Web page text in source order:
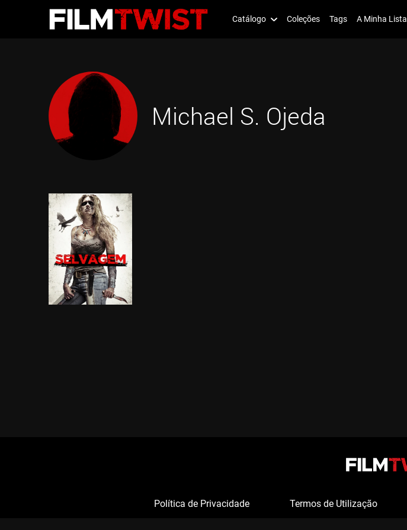
Catálogo Coleções Tags A Minha Lista
Michael S. Ojeda
Política de Privacidade Termos de Utilização